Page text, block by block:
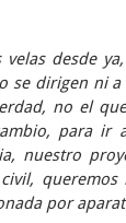
velas desde
se dirigen ni a
no el
para ir
nuestro
por